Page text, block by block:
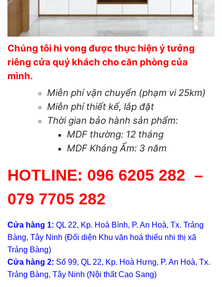
Chúng tôi hi vong được thực hiện ý tưởng
riêng cửa quý khách cho căn phòng của
mình.
Miễn phí vận chuyển (phạm vi 25km)
Miễn phí thiết kế, lắp đặt
Thời gian bảo hành sản phẩm:
MDF thường: 12 tháng
MDF Kháng Ẩm: 3 năm
HOTLINE: 096 6205 282 –
079 7705 282
Cửa hàng 1: QL 22, Kp. Hoà Bình, P. An Hoà, Tx. Trảng
Bàng, Tây Ninh (Đối diện Khu văn hoá thiếu nhi thị xã
Trảng Bàng)
Cửa hàng 2: Số 99, QL 22, Kp. Hoà Hưng, P. An Hoà, Tx.
Trảng Bàng, Tây Ninh (Nội thất Cao Sang)